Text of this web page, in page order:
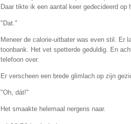
Daar tikte ik een aantal keer gedecideerd op
"Dat."
Meneer de calorie-uitbater was even stil. Er
toonbank. Het vet spetterde geduldig. En
telefoon over.
Er verscheen een brede glimlach op zijn
"Oh, dát!"
Het smaakte helemaal nergens naar.